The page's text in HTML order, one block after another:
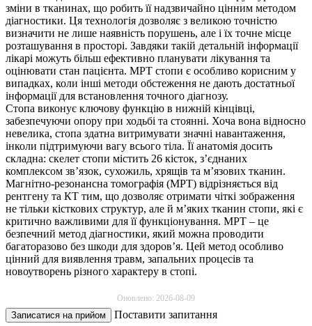
зміни в тканинах, що робить її надзвичайно цінним методом
діагностики. Ця технологія дозволяє з великою точністю
визначити не лише наявність порушень, але і їх точне місце
розташування в просторі. Завдяки такій детальній інформації
лікарі можуть більш ефективно планувати лікування та
оцінювати стан пацієнта. МРТ стопи є особливо корисним у
випадках, коли інші методи обстеження не дають достатньої
інформації для встановлення точного діагнозу.
Стопа виконує ключову функцію в нижній кінцівці,
забезпечуючи опору при ходьбі та стоянні. Хоча вона відносно
невелика, стопа здатна витримувати значні навантаження,
інколи підтримуючи вагу всього тіла. Її анатомія досить
складна: скелет стопи містить 26 кісток, з’єднаних
комплексом зв’язок, сухожиль, хрящів та м’язових тканин.
Магнітно-резонансна томографія (МРТ) відрізняється від
рентгену та КТ тим, що дозволяє отримати чіткі зображення
не тільки кісткових структур, але й м’яких тканин стопи, які є
критично важливими для її функціонування. МРТ – це
безпечний метод діагностики, який можна проводити
багаторазово без шкоди для здоров’я. Цей метод особливо
цінний для виявлення травм, запальних процесів та
новоутворень різного характеру в стопі.
Оновлено: 2026-08-09
Записатися на прийом Поставити запитання